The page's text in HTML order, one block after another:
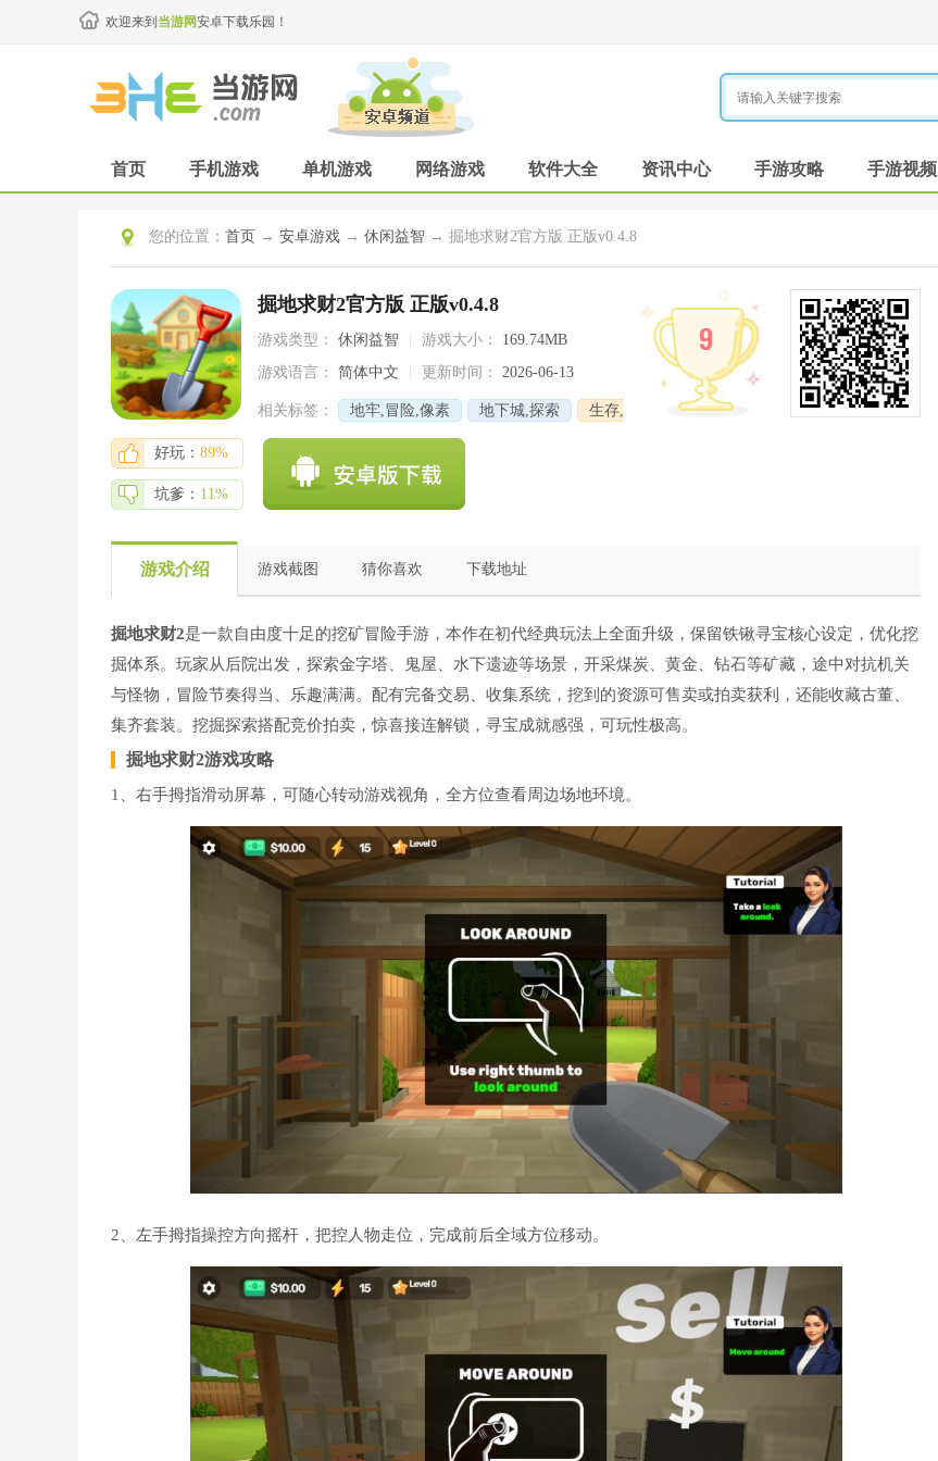
欢迎来到 当游网安卓下载乐园！
首页 手机游戏 单机游戏 网络游戏 软件大全 资讯中心 手游攻略 手游视频
您的位置： 首页 → 安卓游戏 → 休闲益智 → 掘地求财2官方版 正版v0.4.8
掘地求财2官方版 正版v0.4.8
游戏类型： 休闲益智 游戏大小：
169.74MB
游戏语言：
简体中文 更新时间： 2026-06-13
相关标签： 地牢,冒险,像素 地下城,探索 生存,
9
好玩： 89%
坑爹： 11%
游戏介绍 游戏截图 猜你喜欢 下载地址
掘地求财2是一款自由度十足的挖矿冒险手游，本作在初代经典玩法上全面升级，保留铁锹寻宝核心设定，优化挖
掘体系。玩家从后院出发，探索金字塔、鬼屋、水下遗迹等场景，开采煤炭、黄金、钻石等矿藏，途中对抗机关
与怪物，冒险节奏得当、乐趣满满。配有完备交易、收集系统，挖到的资源可售卖或拍卖获利，还能收藏古董、
集齐套装。挖掘探索搭配竞价拍卖，惊喜接连解锁，寻宝成就感强，可玩性极高。
掘地求财2游戏攻略
1、右手拇指滑动屏幕，可随心转动游戏视角，全方位查看周边场地环境。
2、左手拇指操控方向摇杆，把控人物走位，完成前后全域方位移动。